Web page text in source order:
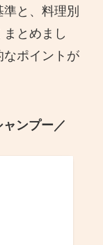
と、料理別
とめまし
なポイントが
ンプー／